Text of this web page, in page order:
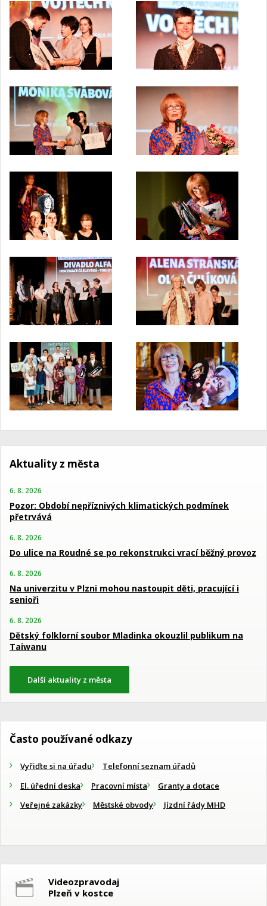
Aktuality z města
6. 8. 2026
Pozor: Období nepříznivých klimatických podmínek
přetrvává
6. 8. 2026
Do ulice na Roudné se po rekonstrukci vrací běžný provoz
6. 8. 2026
Na univerzitu v Plzni mohou nastoupit děti, pracující i
senioři
6. 8. 2026
Dětský folklorní soubor Mladinka okouzlil publikum na
Taiwanu
Další aktuality z města
Často používané odkazy
Vyřiďte si na úřadu
Telefonní seznam úřadů
El. úřední deska
Pracovní místa
Granty a dotace
Veřejné zakázky
Městské obvody Jízdní řády MHD
Videozpravodaj
Plzeň v kostce